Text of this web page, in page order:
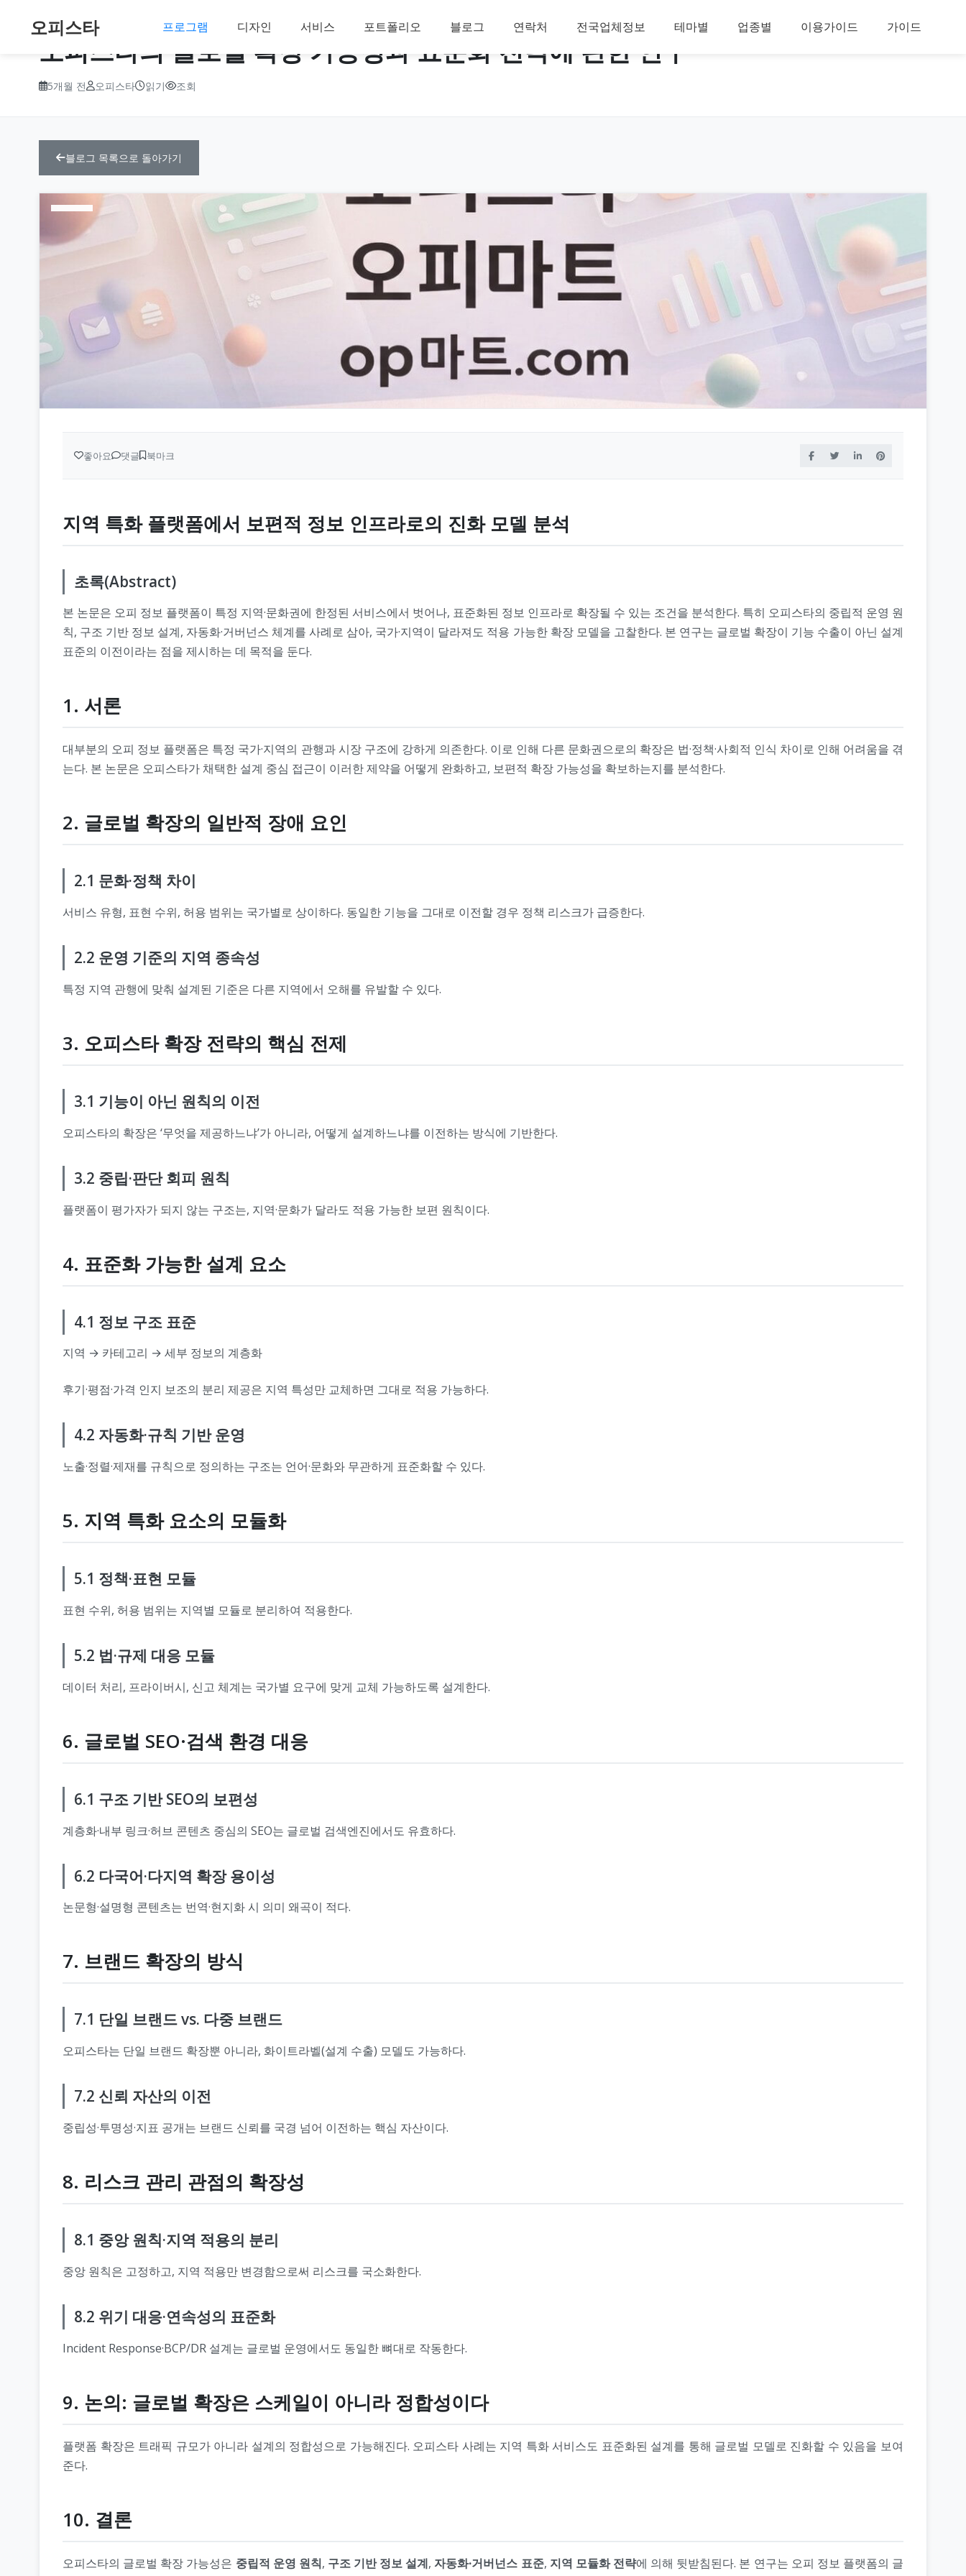
오피스타 프로그램 디자인 서비스 포트폴리오 블로그 연락처 전국업체정보 테마별 업종별 이용가이드 가이드
오피스타의 글로벌 확장 가능성과 표준화 전략에 관한 연구
5개월 전 오피스타 읽기 조회
블로그 목록으로 돌아가기
좋아요 댓글 북마크
지역 특화 플랫폼에서 보편적 정보 인프라로의 진화 모델 분석
초록(Abstract)
본 논문은 오피 정보 플랫폼이 특정 지역·문화권에 한정된 서비스에서 벗어나, 표준화된 정보 인프라로 확장될 수 있는 조건을 분석한다. 특히 오피스타의 중립적 운영 원
칙, 구조 기반 정보 설계, 자동화·거버넌스 체계를 사례로 삼아, 국가·지역이 달라져도 적용 가능한 확장 모델을 고찰한다. 본 연구는 글로벌 확장이 기능 수출이 아닌 설계
표준의 이전이라는 점을 제시하는 데 목적을 둔다.
1. 서론
대부분의 오피 정보 플랫폼은 특정 국가·지역의 관행과 시장 구조에 강하게 의존한다. 이로 인해 다른 문화권으로의 확장은 법·정책·사회적 인식 차이로 인해 어려움을 겪
는다. 본 논문은 오피스타가 채택한 설계 중심 접근이 이러한 제약을 어떻게 완화하고, 보편적 확장 가능성을 확보하는지를 분석한다.
2. 글로벌 확장의 일반적 장애 요인
2.1 문화·정책 차이
서비스 유형, 표현 수위, 허용 범위는 국가별로 상이하다. 동일한 기능을 그대로 이전할 경우 정책 리스크가 급증한다.
2.2 운영 기준의 지역 종속성
특정 지역 관행에 맞춰 설계된 기준은 다른 지역에서 오해를 유발할 수 있다.
3. 오피스타 확장 전략의 핵심 전제
3.1 기능이 아닌 원칙의 이전
오피스타의 확장은 ‘무엇을 제공하느냐’가 아니라, 어떻게 설계하느냐를 이전하는 방식에 기반한다.
3.2 중립·판단 회피 원칙
플랫폼이 평가자가 되지 않는 구조는, 지역·문화가 달라도 적용 가능한 보편 원칙이다.
4. 표준화 가능한 설계 요소
4.1 정보 구조 표준
지역 → 카테고리 → 세부 정보의 계층화
후기·평점·가격 인지 보조의 분리 제공은 지역 특성만 교체하면 그대로 적용 가능하다.
4.2 자동화·규칙 기반 운영
노출·정렬·제재를 규칙으로 정의하는 구조는 언어·문화와 무관하게 표준화할 수 있다.
5. 지역 특화 요소의 모듈화
5.1 정책·표현 모듈
표현 수위, 허용 범위는 지역별 모듈로 분리하여 적용한다.
5.2 법·규제 대응 모듈
데이터 처리, 프라이버시, 신고 체계는 국가별 요구에 맞게 교체 가능하도록 설계한다.
6. 글로벌 SEO·검색 환경 대응
6.1 구조 기반 SEO의 보편성
계층화·내부 링크·허브 콘텐츠 중심의 SEO는 글로벌 검색엔진에서도 유효하다.
6.2 다국어·다지역 확장 용이성
논문형·설명형 콘텐츠는 번역·현지화 시 의미 왜곡이 적다.
7. 브랜드 확장의 방식
7.1 단일 브랜드 vs. 다중 브랜드
오피스타는 단일 브랜드 확장뿐 아니라, 화이트라벨(설계 수출) 모델도 가능하다.
7.2 신뢰 자산의 이전
중립성·투명성·지표 공개는 브랜드 신뢰를 국경 넘어 이전하는 핵심 자산이다.
8. 리스크 관리 관점의 확장성
8.1 중앙 원칙·지역 적용의 분리
중앙 원칙은 고정하고, 지역 적용만 변경함으로써 리스크를 국소화한다.
8.2 위기 대응·연속성의 표준화
Incident Response·BCP/DR 설계는 글로벌 운영에서도 동일한 뼈대로 작동한다.
9. 논의: 글로벌 확장은 스케일이 아니라 정합성이다
플랫폼 확장은 트래픽 규모가 아니라 설계의 정합성으로 가능해진다. 오피스타 사례는 지역 특화 서비스도 표준화된 설계를 통해 글로벌 모델로 진화할 수 있음을 보여
준다.
10. 결론
오피스타의 글로벌 확장 가능성은 중립적 운영 원칙, 구조 기반 정보 설계,자동화·거버넌스 표준, 지역 모듈화 전략에 의해 뒷받침된다. 본 연구는 오피 정보 플랫폼의 글